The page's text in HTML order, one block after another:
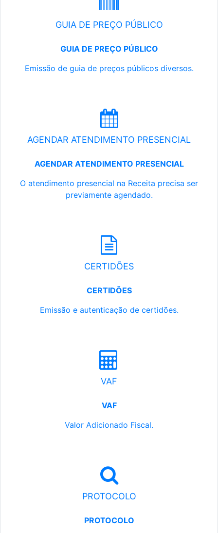
GUIA DE PREÇO PÚBLICO
GUIA DE PREÇO PÚBLICO
Emissão de guia de preços públicos diversos.
AGENDAR ATENDIMENTO PRESENCIAL
AGENDAR ATENDIMENTO PRESENCIAL
O atendimento presencial na Receita precisa ser
previamente agendado.
CERTIDÕES
CERTIDÕES
Emissão e autenticação de certidões.
VAF
VAF
Valor Adicionado Fiscal.
PROTOCOLO
PROTOCOLO